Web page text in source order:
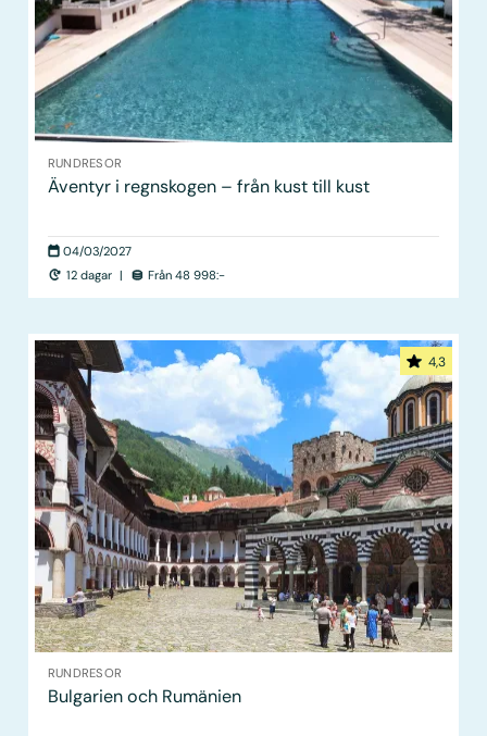
RUNDRESOR
Äventyr i regnskogen – från kust till kust
04/03/2027
12 dagar | Från 48 998:-
4,3
RUNDRESOR
Bulgarien och Rumänien